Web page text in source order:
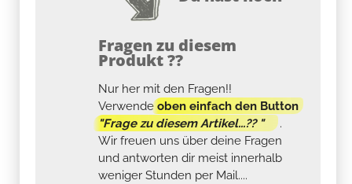
Fragen zu diesem
Produkt ??
Nur her mit den Fragen!!
Verwendeoben einfach den Button
"Frage zu diesem Artikel...?? "
.
Wir freuen uns über deine Fragen
und antworten dir meist innerhalb
weniger Stunden per Mail....